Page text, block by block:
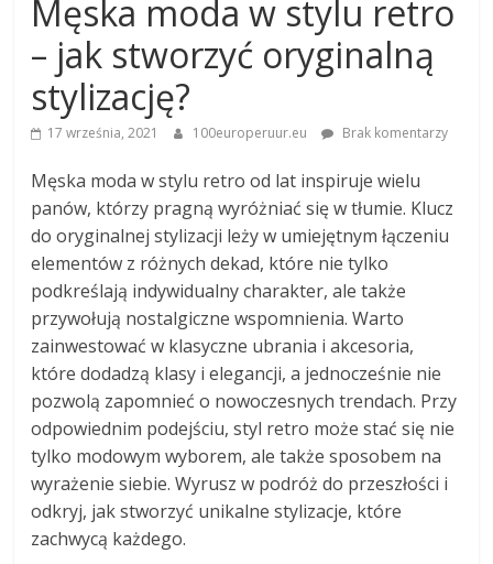
Męska moda w stylu retro
– jak stworzyć oryginalną
stylizację?
17 września, 2021 100europeruur.eu Brak komentarzy
Męska moda w stylu retro od lat inspiruje wielu
panów, którzy pragną wyróżniać się w tłumie. Klucz
do oryginalnej stylizacji leży w umiejętnym łączeniu
elementów z różnych dekad, które nie tylko
podkreślają indywidualny charakter, ale także
przywołują nostalgiczne wspomnienia. Warto
zainwestować w klasyczne ubrania i akcesoria,
które dodadzą klasy i elegancji, a jednocześnie nie
pozwolą zapomnieć o nowoczesnych trendach. Przy
odpowiednim podejściu, styl retro może stać się nie
tylko modowym wyborem, ale także sposobem na
wyrażenie siebie. Wyrusz w podróż do przeszłości i
odkryj, jak stworzyć unikalne stylizacje, które
zachwycą każdego.